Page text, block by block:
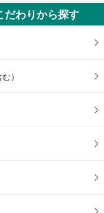
だわりから探す
）